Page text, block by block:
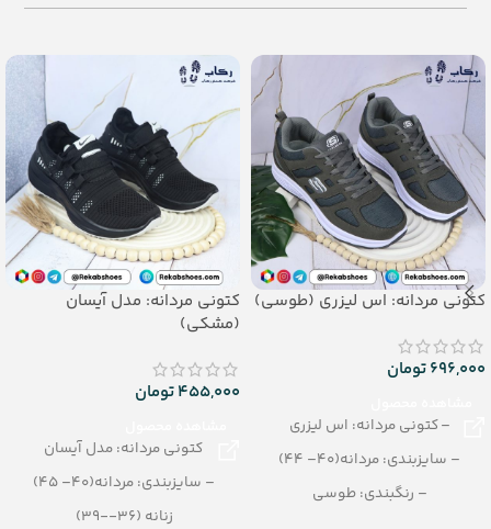
– جنس: evasoft
کتونی مردانه: اس لیزری (طوسی)
696,000تومان
– کتونی مردانه: اس لیزری
– سایزبندی: مردانه(40– 44)
– رنگبندی: طوسی
کتونی مردانه: مدل آیسان
(مشکی)
455,000تومان
کتونی مردانه: مدل آیسان
– سایزبندی: مردانه(40– 45)
زنانه (36--39)